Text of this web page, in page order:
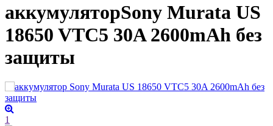
аккумуляторSony Murata US
18650 VTC5 30A 2600mAh без
защиты
1